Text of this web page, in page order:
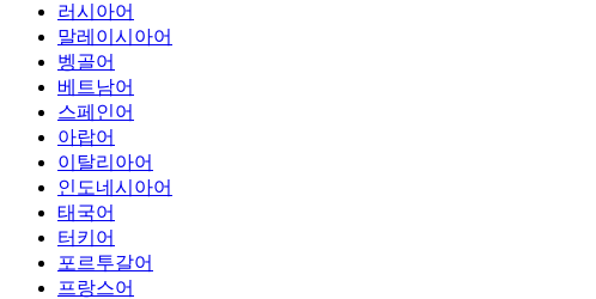
러시아어
말레이시아어
벵골어
베트남어
스페인어
아랍어
이탈리아어
인도네시아어
태국어
터키어
포르투갈어
프랑스어